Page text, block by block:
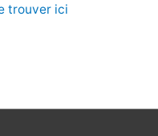
trouver ici